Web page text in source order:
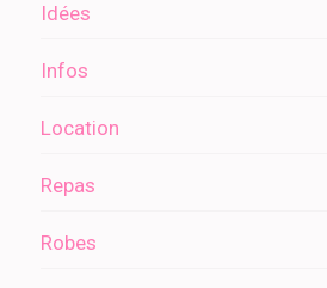
Idées
Infos
Location
Repas
Robes